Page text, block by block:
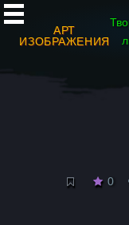
АРТ
ИЗОБРАЖЕНИЯ
0